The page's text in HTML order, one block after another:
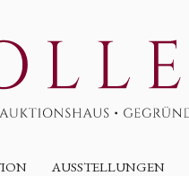
AUSSTELLUNGEN